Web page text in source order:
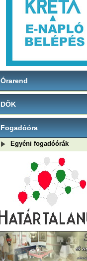
Órarend
DÖK
Fogadóóra
Egyéni fogadóórák